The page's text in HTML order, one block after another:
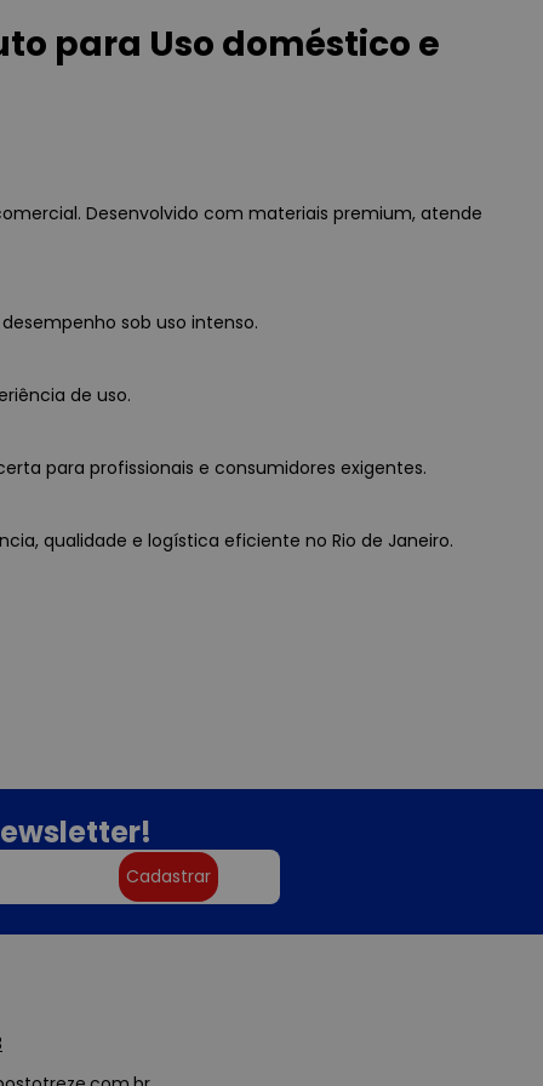
para Uso doméstico e
comercial. Desenvolvido com materiais premium, atende
sob uso intenso.
de uso.
para profissionais e consumidores exigentes.
qualidade e logística eficiente no Rio de Janeiro.
Cadastrar